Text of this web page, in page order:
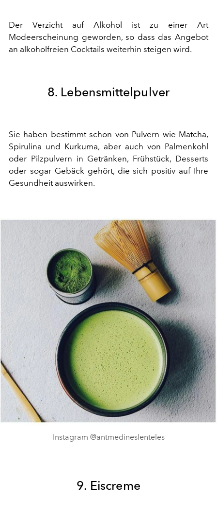
Der Verzicht auf Alkohol ist zu einer Art
Modeerscheinung geworden, so dass das Angebot
an alkoholfreien Cocktails weiterhin steigen wird.
8. Lebensmittelpulver
Sie haben bestimmt schon von Pulvern wie Matcha,
Spirulina und Kurkuma, aber auch von Palmenkohl
oder Pilzpulvern in Getränken, Frühstück, Desserts
oder sogar Gebäck gehört, die sich positiv auf Ihre
Gesundheit auswirken.
Instagram @antmedineslenteles
9. Eiscreme